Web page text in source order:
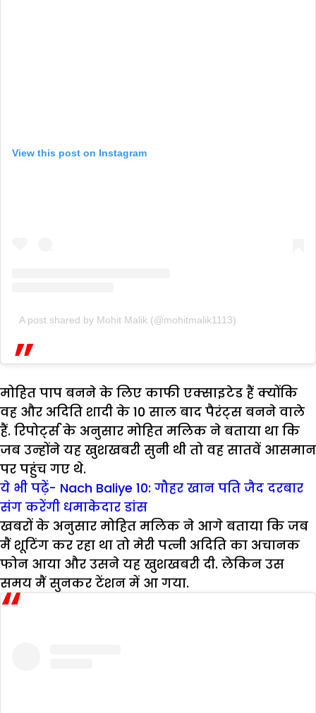
View this post on Instagram
A post shared by Mohit Malik (@mohitmalik1113)
मोहित पाप बनने के लिए काफी एक्साइटेड हैं क्योंकि
वह और अदिति शादी के 10 साल बाद पैरंट्स बनने वाले
हैं. रिपोर्ट्स के अनुसार मोहित मलिक ने बताया था कि
जब उन्‍होंने यह खुशखबरी सुनी थी तो वह सातवें आसमान
पर पहुंच गए थे.
ये भी पढ़ें- Nach Baliye 10: गौहर खान पति जैद दरबार
संग करेंगी धमाकेदार डांस
खबरों के अनुसार मोहित मलिक ने आगे बताया कि जब
मैं शूटिंग कर रहा था तो मेरी पत्नी अदिति का अचानक
फोन आया और उसने यह खुशखबरी दी. लेकिन उस
समय मैं सुनकर टेंशन में आ गया.